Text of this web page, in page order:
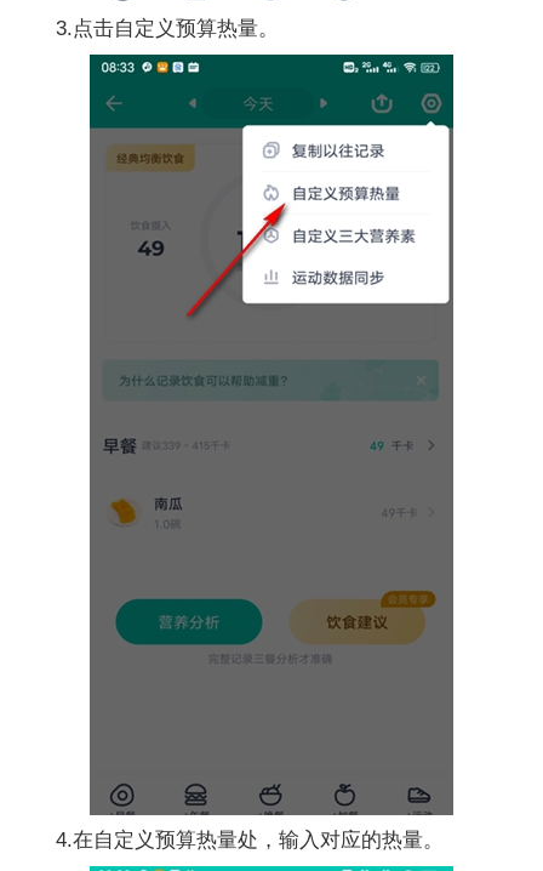
3.点击自定义预算热量。
4.在自定义预算热量处，输入对应的热量。